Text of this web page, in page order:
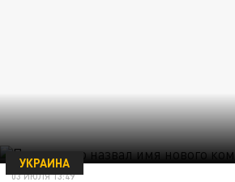
УКРАИНА
03 ИЮЛЯ 13:49